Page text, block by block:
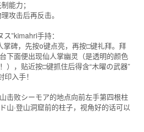
能力；
攻击后再反击。
”kimahri手持：
掌碑，先按o键点亮，再按□键礼拜。拜
下面便出现仙人掌幽灵（是透明的颜色
），贴近按□键抓住后得含“木曜の武器”
入手！
击败シーモア的地点向前左手第四根柱
山·登山洞窟前的柱子，视角好的话可以